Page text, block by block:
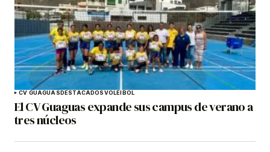
CV GUAGUASDESTACADOSVOLEIBOL
El CV Guaguas expande sus campus de verano a
tres núcleos